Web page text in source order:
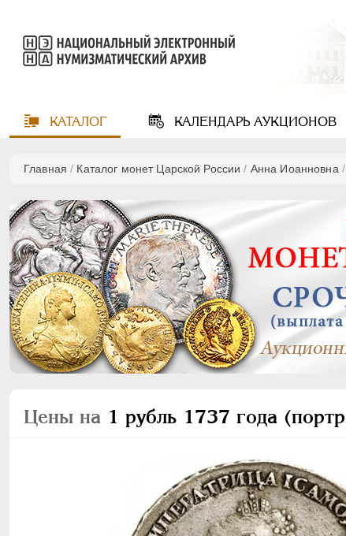
КАТАЛОГ КАЛЕНДАРЬАУКЦИОНОВ
Главная / Каталог монет Царской России / Анна Иоанновна
Цены на 1 рубль 1737 года